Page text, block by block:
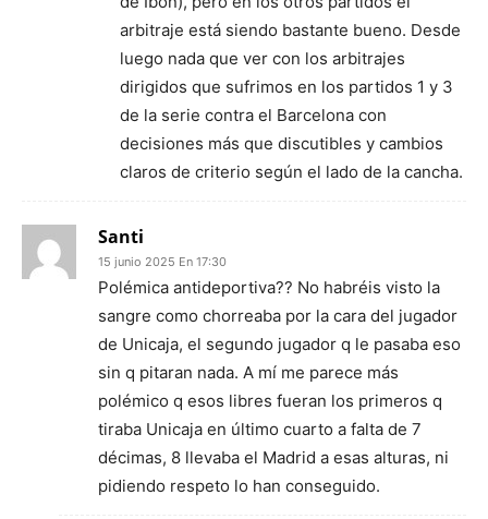
arbitraje está siendo bastante bueno. Desde
luego nada que ver con los arbitrajes
dirigidos que sufrimos en los partidos 1 y 3
de la serie contra el Barcelona con
decisiones más que discutibles y cambios
claros de criterio según el lado de la cancha.
Santi
15 junio 2025 En 17:30
Polémica antideportiva?? No habréis visto la
sangre como chorreaba por la cara del jugador
de Unicaja, el segundo jugador q le pasaba eso
sin q pitaran nada. A mí me parece más
polémico q esos libres fueran los primeros q
tiraba Unicaja en último cuarto a falta de 7
décimas, 8 llevaba el Madrid a esas alturas, ni
pidiendo respeto lo han conseguido.